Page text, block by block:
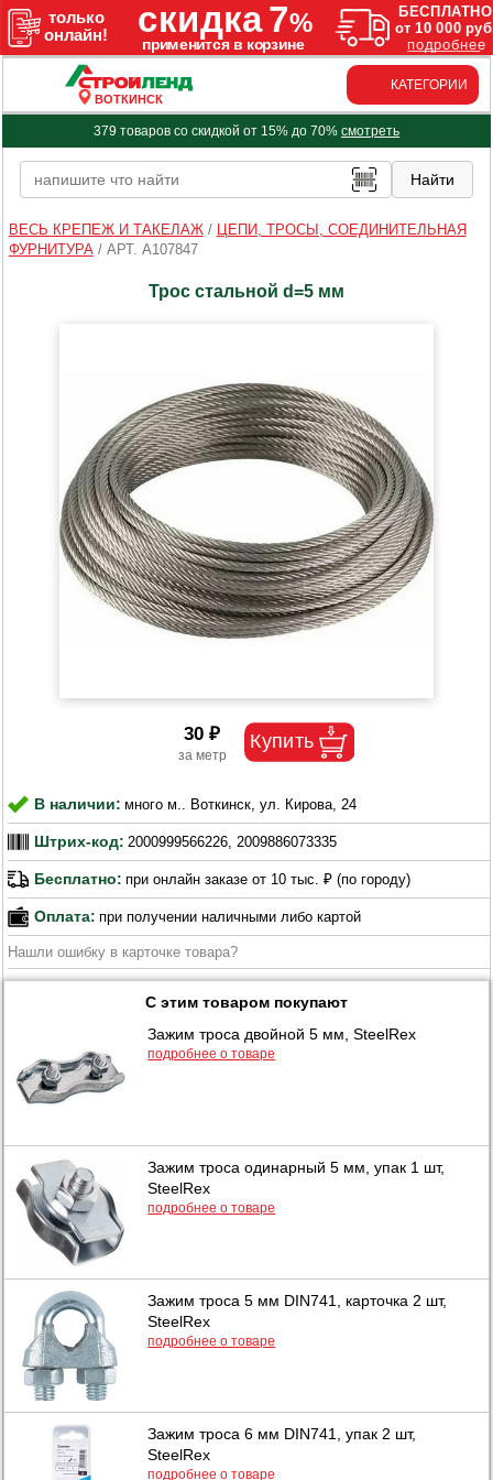
ВОТКИНСК
КАТЕГОРИИ
379 товаров со скидкой от 15% до 70% смотреть
ВЕСЬ КРЕПЕЖ И ТАКЕЛАЖ/
ЦЕПИ, ТРОСЫ, СОЕДИНИТЕЛЬНАЯ
ФУРНИТУРА/ АРТ. A107847
Трос стальной d=5 мм
30 ₽
В наличии: много м.. Воткинск, ул. Кирова, 24
Штрих-код: 2000999566226, 2009886073335
Бесплатно: при онлайн заказе от 10 тыс. ₽ (по городу)
Оплата: при получении наличными либо картой
Нашли ошибку в карточке товара?
С этим товаром покупают
Зажим троса двойной 5 мм, SteelRex
подробнее о товаре
Зажим троса одинарный 5 мм, упак 1 шт,
SteelRex
подробнее о товаре
Зажим троса 5 мм DIN741, карточка 2 шт,
SteelRex
подробнее о товаре
Зажим троса 6 мм DIN741, упак 2 шт,
SteelRex
подробнее о товаре